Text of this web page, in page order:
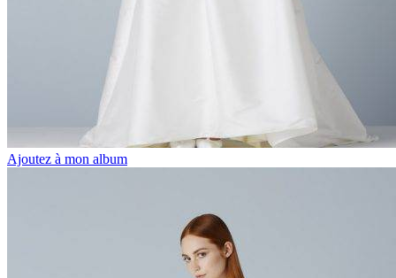
Ajoutez à mon album